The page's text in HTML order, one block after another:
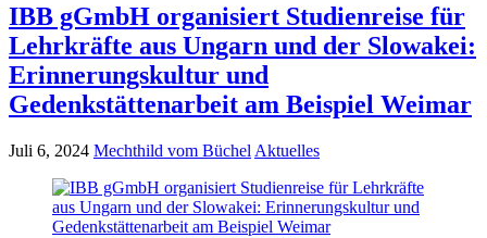
IBB gGmbH organisiert Studienreise für
Lehrkräfte aus Ungarn und der Slowakei:
Erinnerungskultur und
Gedenkstättenarbeit am Beispiel Weimar
Juli 6, 2024 Mechthild vom Büchel Aktuelles